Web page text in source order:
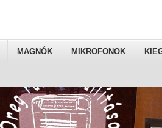
MAGNÓK MIKROFONOK